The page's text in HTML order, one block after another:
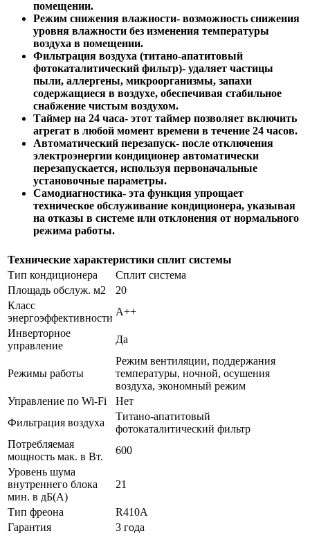
помещении.
Режим снижения влажности- возможность снижения
уровня влажности без изменения температуры
воздуха в помещении.
Фильтрация воздуха (титано-апатитовый
фотокаталитический фильтр)- удаляет частицы
пыли, аллергены, микроорганизмы, запахи
содержащиеся в воздухе, обеспечивая стабильное
снабжение чистым воздухом.
Таймер на 24 часа- этот таймер позволяет включить
агрегат в любой момент времени в течение 24 часов.
Автоматический перезапуск- после отключения
электроэнергии кондиционер автоматически
перезапускается, используя первоначальные
установочные параметры.
Самодиагностика- эта функция упрощает
техническое обслуживание кондиционера, указывая
на отказы в системе или отклонения от нормального
режима работы.
Технические характеристики сплит системы
Тип кондиционера
Сплит система
Площадь обслуж. м2
20
Класс
энергоэффективности
А++
Инверторное
управление
Да
Режимы работы
Режим вентиляции, поддержания
температуры, ночной, осушения
воздуха, экономный режим
Управление по Wi-Fi
Нет
Фильтрация воздуха
Титано-апатитовый
фотокаталитический фильтр
Потребляемая
мощность мак. в Вт.
600
Уровень шума
внутреннего блока
мин. в дБ(А)
21
Тип фреона
R410А
Гарантия
3 года